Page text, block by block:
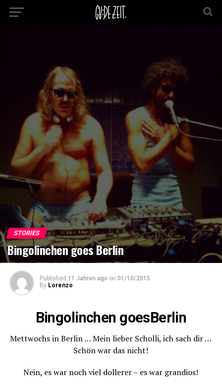
STORIES
Bingolinchen goes Berlin
Published 11 Jahren ago on 01/10/2015
By Lorenzo
Bingolinchen goesBerlin
Mettwochs in Berlin … Mein lieber Scholli, ich sach dir …
Schön war das nicht!
Nein, es war noch viel dollerer – es war grandios!